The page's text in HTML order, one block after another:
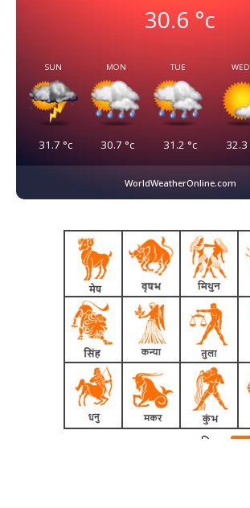
30.6 °c
SUN
31.7 °c
MON
30.7 °c
TUE
31.2 °c
WED
32.3
WorldWeatherOnline.com